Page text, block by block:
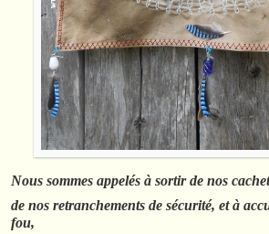
Nous sommes appelés à sortir de nos
de nos retranchements de sécurité, et à
fou,